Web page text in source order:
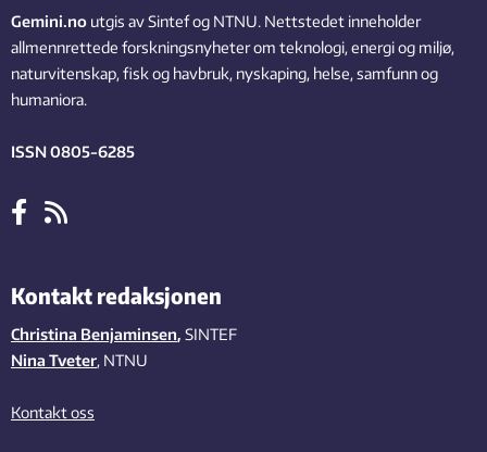
Gemini.no utgis av Sintef og NTNU. Nettstedet inneholder
allmennrettede forskningsnyheter om teknologi, energi og miljø,
naturvitenskap, fisk og havbruk, nyskaping, helse, samfunn og
humaniora.
ISSN 0805-6285
Kontakt redaksjonen
Christina Benjaminsen, SINTEF
Nina Tveter, NTNU
Kontakt oss